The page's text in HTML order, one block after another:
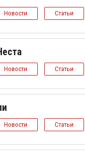
Новости Статьи
Новости Статьи
Новости Статьи